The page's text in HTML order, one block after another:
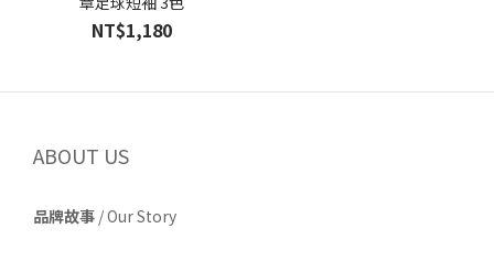
NT$1,180
ABOUT US
品牌故事 /Our Story